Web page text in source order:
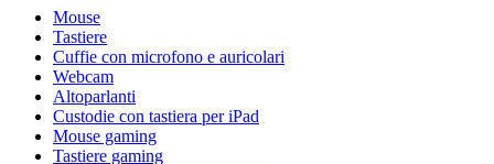
Mouse
Tastiere
Cuffie con microfono e auricolari
Webcam
Altoparlanti
Custodie con tastiera per iPad
Mouse gaming
Tastiere gaming